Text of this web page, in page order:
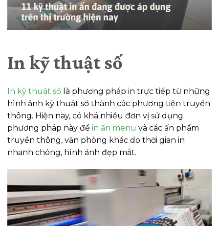
In kỹ thuật số
In kỹ thuật số là phương pháp in trực tiếp từ những
hình ảnh kỹ thuật số thành các phương tiện truyền
thông. Hiện nay, có khá nhiều đơn vị sử dụng
phương pháp này để in ấn menu và các ấn phẩm
truyền thông, văn phòng khác do thời gian in
nhanh chóng, hình ảnh đẹp mắt.